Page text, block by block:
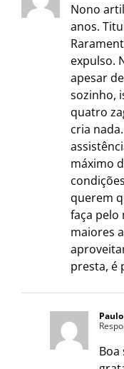
Nono
anos.
expulso.
apesar
sozinho,
quatro
cria
máximo
querem
faça pelo
maiores
presta, é
Boa